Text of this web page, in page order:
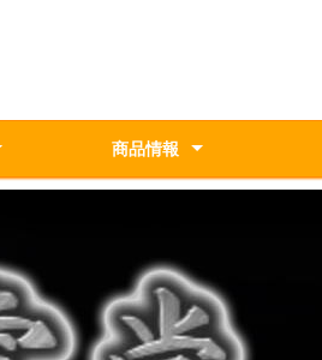
商品情報